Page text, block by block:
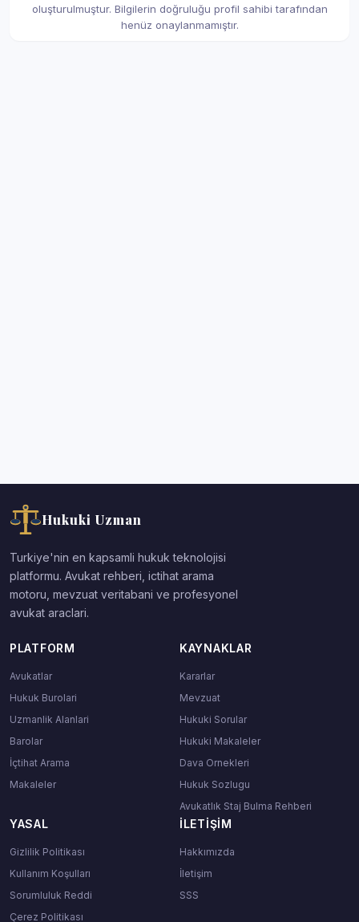
oluşturulmuştur. Bilgilerin doğruluğu profil sahibi tarafından
henüz onaylanmamıştır.
Hukuki Uzman
Turkiye'nin en kapsamli hukuk teknolojisi
platformu. Avukat rehberi, ictihat arama
motoru, mevzuat veritabani ve profesyonel
avukat araclari.
PLATFORM
Avukatlar
Hukuk Burolari
Uzmanlik Alanlari
Barolar
İçtihat Arama
Makaleler
KAYNAKLAR
Kararlar
Mevzuat
Hukuki Sorular
Hukuki Makaleler
Dava Ornekleri
Hukuk Sozlugu
Avukatlık Staj Bulma Rehberi
YASAL
Gizlilik Politikası
Kullanım Koşulları
Sorumluluk Reddi
Çerez Politikası
İLETIŞIM
Hakkımızda
İletişim
SSS